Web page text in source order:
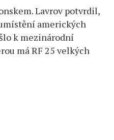
Lavrov potvrdil,
amerických
k mezinárodní
má RF 25 velkých